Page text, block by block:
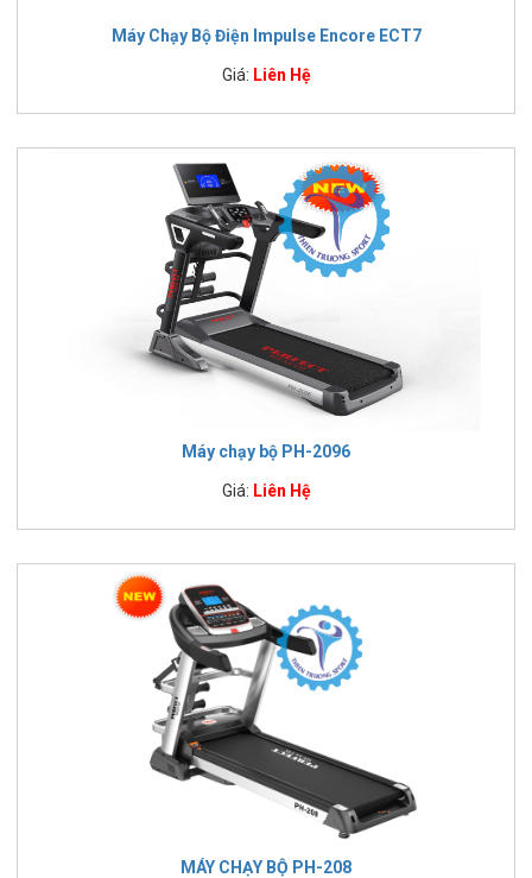
Máy Chạy Bộ Điện Impulse Encore ECT7
Giá: Liên Hệ
Máy chạy bộ PH-2096
Giá: Liên Hệ
MÁY CHẠY BỘ PH-208